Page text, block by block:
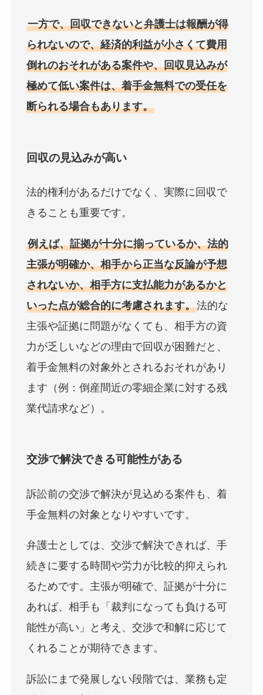
一方で、回収できないと弁護士は報酬が得
られないので、経済的利益が小さくて費用
倒れのおそれがある案件や、回収見込みが
極めて低い案件は、着手金無料での受任を
断られる場合もあります。
回収の見込みが高い
法的権利があるだけでなく、実際に回収で
きることも重要です。
例えば、証拠が十分に揃っているか、法的
主張が明確か、相手から正当な反論が予想
されないか、相手方に支払能力があるかと
いった点が総合的に考慮されます。法的な
主張や証拠に問題がなくても、相手方の資
力が乏しいなどの理由で回収が困難だと、
着手金無料の対象外とされるおそれがあり
ます（例：倒産間近の零細企業に対する残
業代請求など）。
交渉で解決できる可能性がある
訴訟前の交渉で解決が見込める案件も、着
手金無料の対象となりやすいです。
弁護士としては、交渉で解決できれば、手
続きに要する時間や労力が比較的抑えられ
るためです。主張が明確で、証拠が十分に
あれば、相手も「裁判になっても負ける可
能性が高い」と考え、交渉で和解に応じて
くれることが期待できます。
訴訟にまで発展しない段階では、業務も定